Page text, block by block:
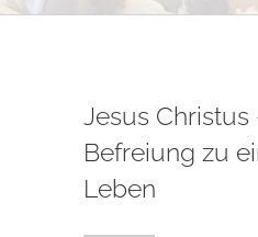
Jesus Christus
Befreiung zu
Leben